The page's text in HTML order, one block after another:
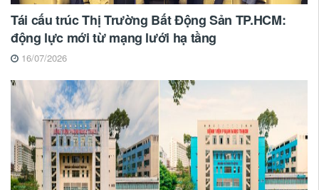
Tái cấu trúc Thị Trường Bất Động Sản TP.HCM:
động lực mới từ mạng lưới hạ tầng
16/07/2026